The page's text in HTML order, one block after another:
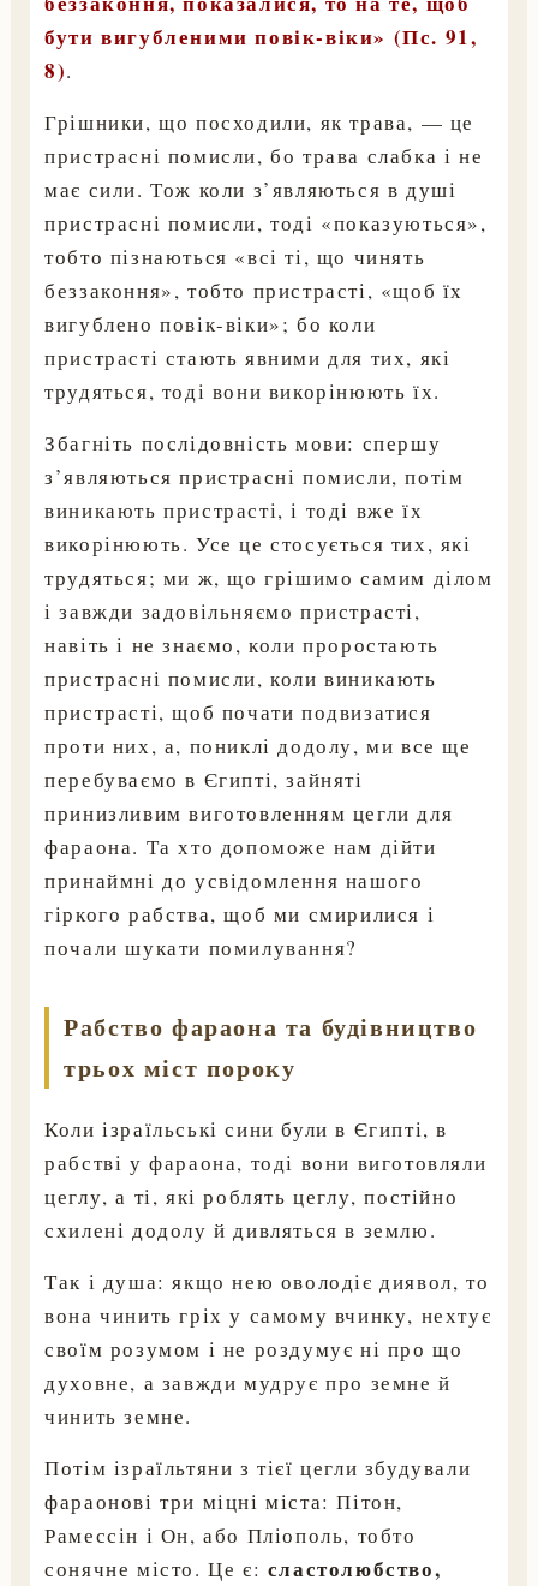
бути вигубленими повік-віки» (Пс. 91,
8).
Грішники, що посходили, як трава, — це
пристрасні помисли, бо трава слабка і не
має сили. Тож коли з’являються в душі
пристрасні помисли, тоді «показуються»,
тобто пізнаються «всі ті, що чинять
беззаконня», тобто пристрасті, «щоб їх
вигублено повік-віки»; бо коли
пристрасті стають явними для тих, які
трудяться, тоді вони викорінюють їх.
Збагніть послідовність мови: спершу
з’являються пристрасні помисли, потім
виникають пристрасті, і тоді вже їх
викорінюють. Усе це стосується тих, які
трудяться; ми ж, що грішимо самим ділом
і завжди задовільняємо пристрасті,
навіть і не знаємо, коли проростають
пристрасні помисли, коли виникають
пристрасті, щоб почати подвизатися
проти них, а, пониклі додолу, ми все ще
перебуваємо в Єгипті, зайняті
принизливим виготовленням цегли для
фараона. Та хто допоможе нам дійти
принаймні до усвідомлення нашого
гіркого рабства, щоб ми смирилися і
почали шукати помилування?
Рабство фараона та будівництво
трьох міст пороку
Коли ізраїльські сини були в Єгипті, в
рабстві у фараона, тоді вони виготовляли
цеглу, а ті, які роблять цеглу, постійно
схилені додолу й дивляться в землю.
Так і душа: якщо нею оволодіє диявол, то
вона чинить гріх у самому вчинку, нехтує
своїм розумом і не роздумує ні про що
духовне, а завжди мудрує про земне й
чинить земне.
Потім ізраїльтяни з тієї цегли збудували
фараонові три міцні міста: Пітон,
Рамессін і Он, або Пліополь, тобто
сонячне місто. Це є: сластолюбство,